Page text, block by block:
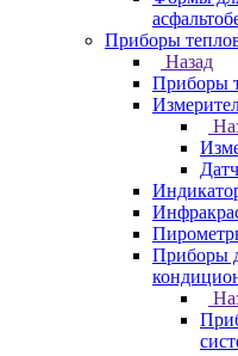
Приборы
Назад
Приборы
Приборы